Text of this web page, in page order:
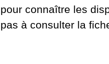
pour connaître les
pas à consulter la